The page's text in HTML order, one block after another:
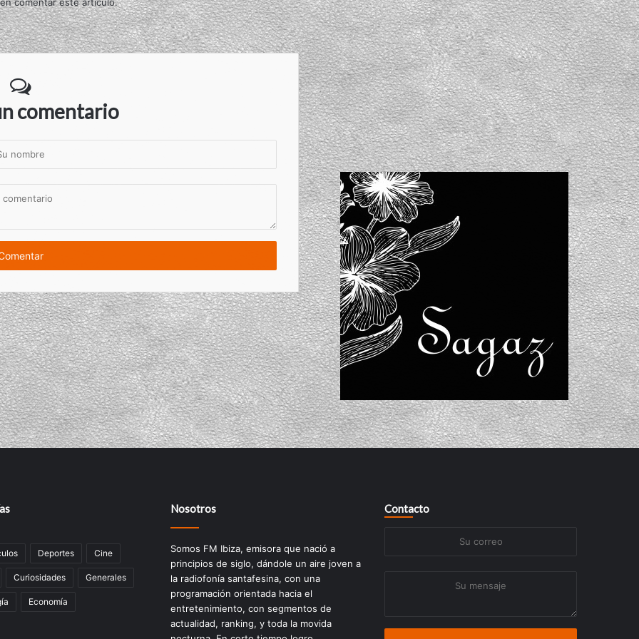
comentario
Deportes Cine
Curiosidades Generales
Economía
Nosotros
Somos FM Ibiza, emisora que nació a
principios de siglo, dándole un aire joven a
la radiofonía santafesina, con una
programación orientada hacia el
entretenimiento, con segmentos de
actualidad, ranking, y toda la movida
Contacto